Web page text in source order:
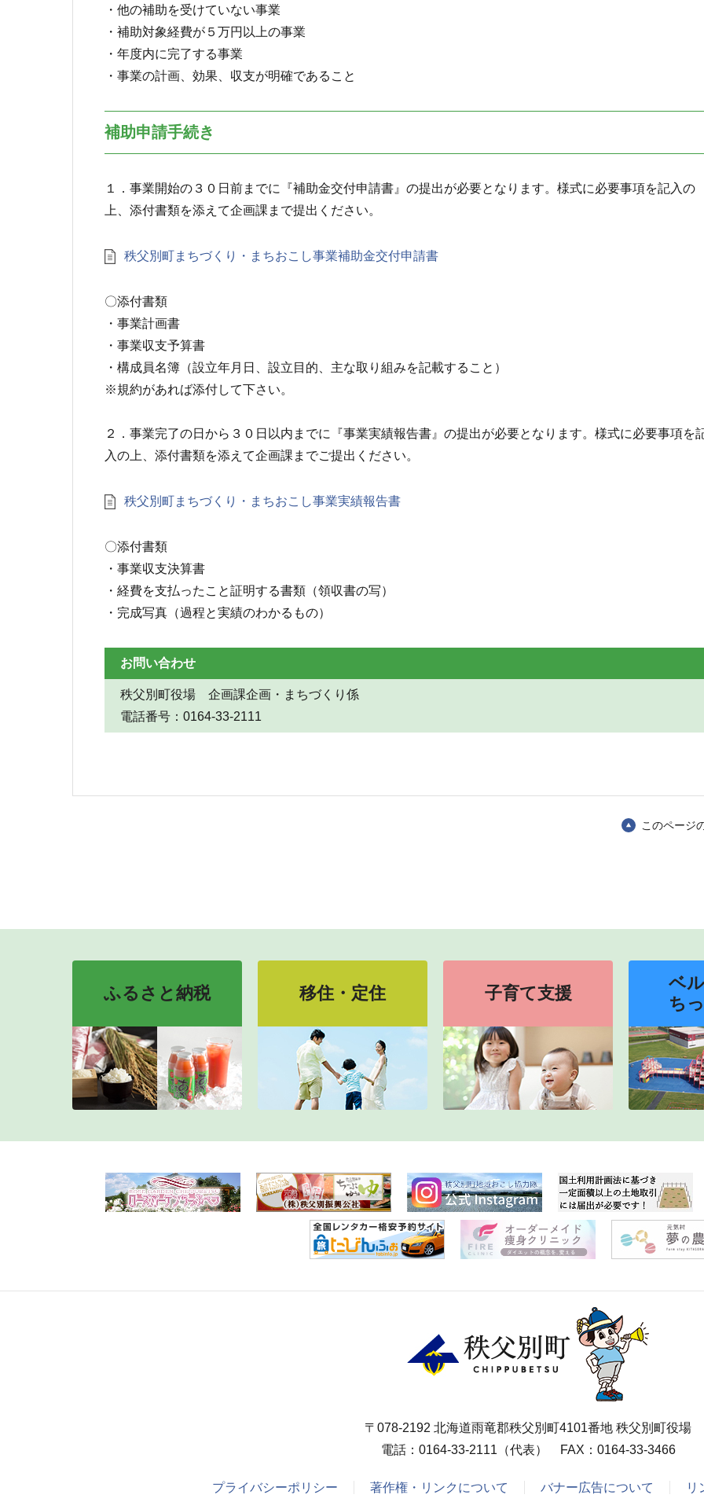
・他の補助を受けていない事業
・補助対象経費が５万円以上の事業
・年度内に完了する事業
・事業の計画、効果、収支が明確であること
補助申請手続き
１．事業開始の３０日前までに『補助金交付申請書』の提出が必要となります。様式に必要事項を記入の
上、添付書類を添えて企画課まで提出ください。
秩父別町まちづくり・まちおこし事業補助金交付申請書
〇添付書類
・事業計画書
・事業収支予算書
・構成員名簿（設立年月日、設立目的、主な取り組みを記載すること）
※規約があれば添付して下さい。
２．事業完了の日から３０日以内までに『事業実績報告書』の提出が必要となります。様式に必要事項を
入の上、添付書類を添えて企画課までご提出ください。
秩父別町まちづくり・まちおこし事業実績報告書
〇添付書類
・事業収支決算書
・経費を支払ったこと証明する書類（領収書の写）
・完成写真（過程と実績のわかるもの）
お問い合わせ
秩父別町役場 企画課企画・まちづくり係
電話番号：0164-33-2111
このページ
ふるさと納税 移住・定住 子育て支援
ベ
ち
〒078-2192 北海道雨竜郡秩父別町4101番地 秩父別町役場
電話： 0164-33-2111 （代表） FAX：0164-33-3466
プライバシーポリシー 著作権・リンクについて バナー広告について リ